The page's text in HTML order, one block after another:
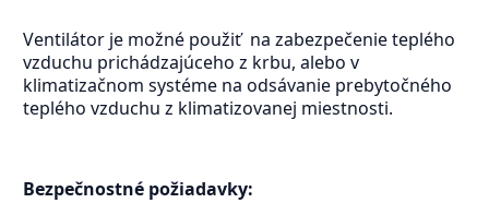
Ventilátor je možné použiť na zabezpečenie teplého
vzduchu prichádzajúceho z krbu, alebo v
klimatizačnom systéme na odsávanie prebytočného
teplého vzduchu z klimatizovanej miestnosti.
Bezpečnostné požiadavky: